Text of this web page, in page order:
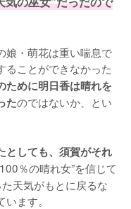
娘・萌花は重い喘息で
ることができなかった
ために明日香は晴れを
たのではないか、とい
としても、須賀がそれ
％の晴れ女”を信じて
天気がもとに戻るな
ます。